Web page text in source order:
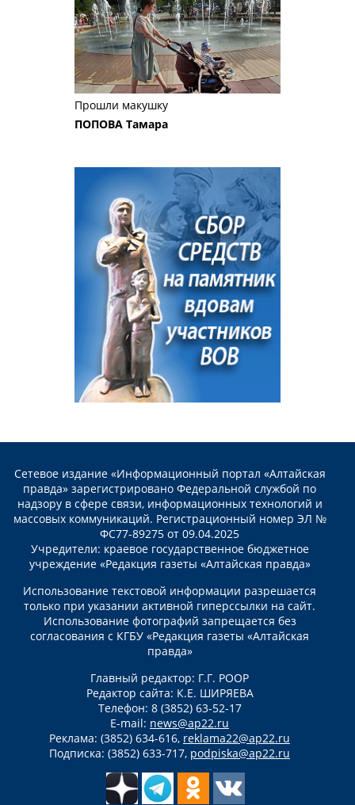
Прошли макушку
ПОПОВА Тамара
Сетевое издание «Информационный портал «Алтайская
правда» зарегистрировано Федеральной службой по
надзору в сфере связи, информационных технологий и
массовых коммуникаций. Регистрационный номер ЭЛ №
ФС77-89275 от 09.04.2025
Учредители: краевое государственное бюджетное
учреждение «Редакция газеты «Алтайская правда»
Использование текстовой информации разрешается
только при указании активной гиперссылки на сайт.
Использование фотографий запрещается без
согласования с КГБУ «Редакция газеты «Алтайская
правда»
Главный редактор: Г.Г. РООР
Редактор сайта: К.Е. ШИРЯЕВА
Телефон: 8 (3852) 63-52-17
E-mail: news@ap22.ru
Реклама: (3852) 634-616, reklama22@ap22.ru
Подписка: (3852) 633-717, podpiska@ap22.ru